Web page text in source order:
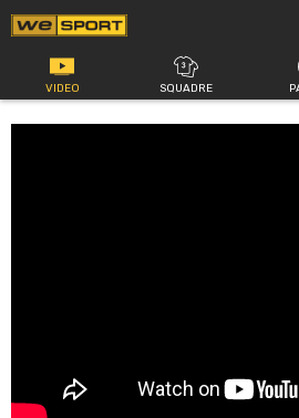
Vai
al
contenuto
VIDEO SQUADRE